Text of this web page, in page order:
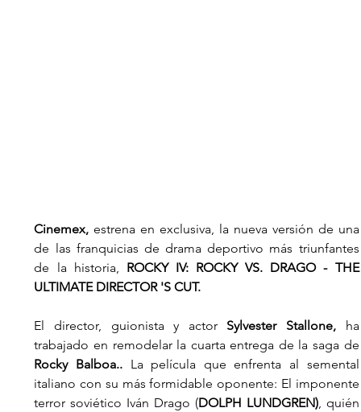
Cinemex, estrena en exclusiva, la nueva versión de una
de las franquicias de drama deportivo más triunfantes
de la historia, ROCKY IV: ROCKY VS. DRAGO - THE
ULTIMATE DIRECTOR 'S CUT.
El director, guionista y actor Sylvester Stallone, ha
trabajado en remodelar la cuarta entrega de la saga de
Rocky Balboa.. La película que enfrenta al semental
italiano con su más formidable oponente: El imponente
terror soviético Iván Drago (DOLPH LUNDGREN), quién